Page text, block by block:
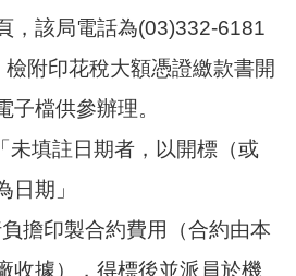
，該局電話為(03)332-6181
附印花稅大額憑證繳款書開
子檔供參辦理。
未填註日期者，以開標（或
日期」
擔印製合約費用（合約由本
收據），得標後並派員於機